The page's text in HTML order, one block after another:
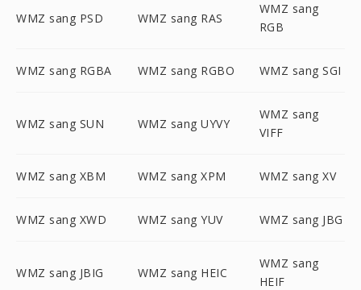
WMZ sang PSD WMZ sang RAS
WMZ sang
RGB
WMZ sang RGBA WMZ sang RGBO WMZ sang SGI
WMZ sang SUN WMZ sang UYVY
WMZ sang
VIFF
WMZ sang XBM WMZ sang XPM WMZ sang XV
WMZ sang XWD WMZ sang YUV WMZ sang JBG
WMZ sang JBIG WMZ sang HEIC
WMZ sang
HEIF